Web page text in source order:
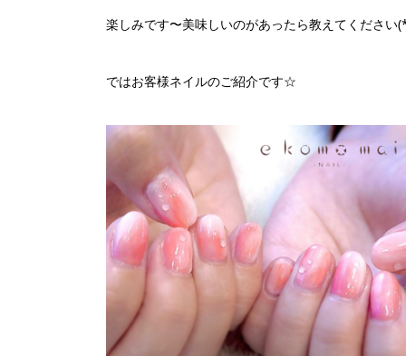
楽しみです〜美味しいのがあったら教えてください
ではお客様ネイルのご紹介です☆